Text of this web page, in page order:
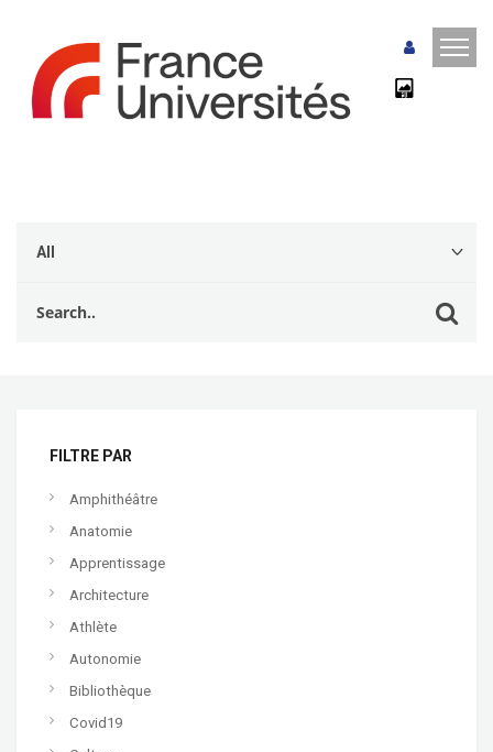
FILTRE PAR
Amphithéâtre
Anatomie
Apprentissage
Architecture
Athlète
Autonomie
Bibliothèque
Covid19